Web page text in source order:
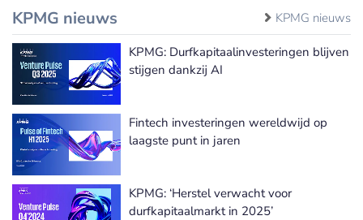
KPMG nieuws KPMG nieuws
KPMG: Durfkapitaalinvesteringen blijven
stijgen dankzij AI
Fintech investeringen wereldwijd op
laagste punt in jaren
KPMG: ‘Herstel verwacht voor
durfkapitaalmarkt in 2025’